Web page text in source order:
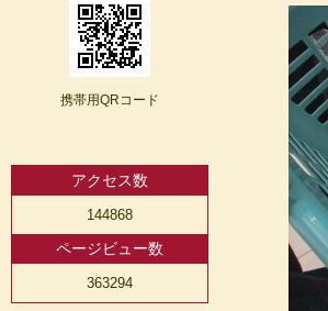
携帯用QRコード
アクセス数
144868
ページビュー数
363294